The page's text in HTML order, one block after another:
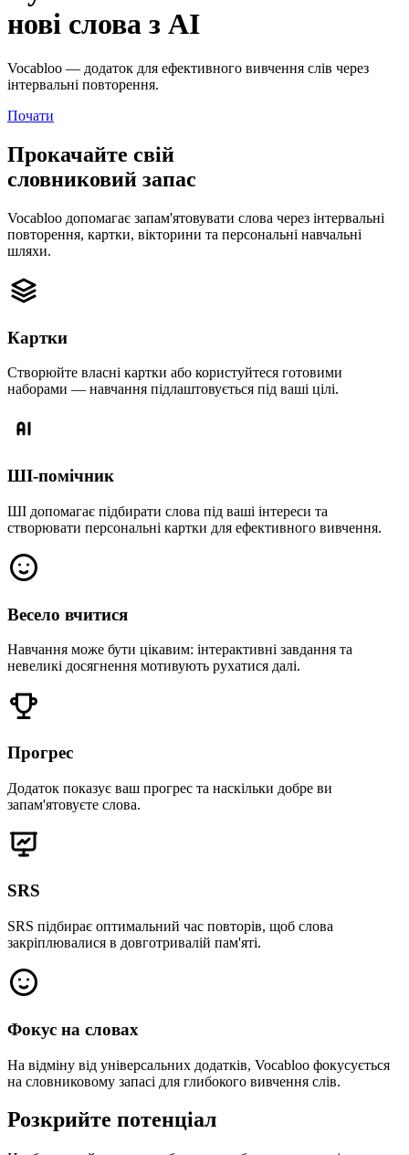
нові слова з AI
Vocabloo — додаток для ефективного вивчення слів через
інтервальні повторення.
Почати
Прокачайте свій
словниковий запас
Vocabloo допомагає запам'ятовувати слова через інтервальні
повторення, картки, вікторини та персональні навчальні
шляхи.
Картки
Створюйте власні картки або користуйтеся готовими
наборами — навчання підлаштовується під ваші цілі.
ШІ‑помічник
ШІ допомагає підбирати слова під ваші інтереси та
створювати персональні картки для ефективного вивчення.
Весело вчитися
Навчання може бути цікавим: інтерактивні завдання та
невеликі досягнення мотивують рухатися далі.
Прогрес
Додаток показує ваш прогрес та наскільки добре ви
запам'ятовуєте слова.
SRS
SRS підбирає оптимальний час повторів, щоб слова
закріплювалися в довготривалій пам'яті.
Фокус на словах
На відміну від універсальних додатків, Vocabloo фокусується
на словниковому запасі для глибокого вивчення слів.
Розкрийте потенціал